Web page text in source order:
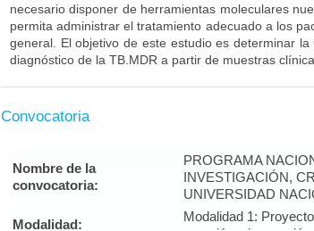
necesario disponer de herramientas moleculares
permita administrar el tratamiento adecuado a los
general. El objetivo de este estudio es determinar
diagnóstico de la TB.MDR a partir de muestras
Convocatoria
Nombre de la
convocatoria:
PROGRAMA
INVESTIGACIÓN,
UNIVERSIDAD
Modalidad:
Modalidad 1: